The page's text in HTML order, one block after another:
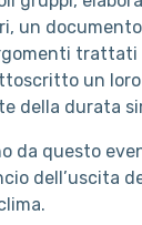
un
trattati
un
della durata
da questo
dell’uscita